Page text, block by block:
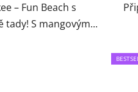
– Fun Beach s
tady! S mangovým...